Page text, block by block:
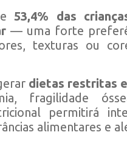
53,4% das
— uma forte
texturas ou
dietas restritas
fragilidade
permitirá
alimentares e